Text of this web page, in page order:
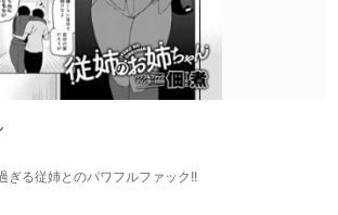
ぎる従姉とのパワフルファック!!